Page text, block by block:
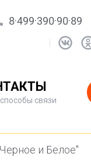
8·499·390·90·89
связи
и Белое"